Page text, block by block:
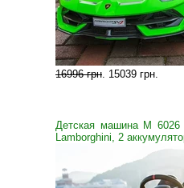
16996 грн. 15039 грн.
Детская машина M 6026
Lamborghini, 2